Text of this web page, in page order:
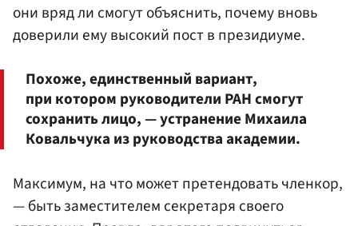
они вряд ли смогут объяснить, почему вновь
доверили ему высокий пост в президиуме.
Похоже, единственный вариант,
при котором руководители РАН смогут
сохранить лицо, — устранение Михаила
Ковальчука из руководства академии.
Максимум, на что может претендовать членкор,
— быть заместителем секретаря своего